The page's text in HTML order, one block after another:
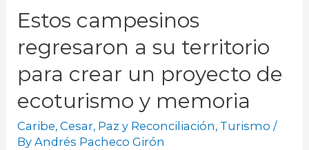
Estos campesinos
regresaron a su territorio
para crear un proyecto de
ecoturismo y memoria
Caribe,Cesar, Paz y Reconciliación, Turismo /
ByAndrés Pacheco Girón